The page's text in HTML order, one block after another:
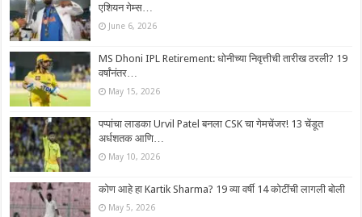
एशियन गेम्स…
June 6, 2026
MS Dhoni IPL Retirement: धोनीच्या निवृत्तीची तारीख ठरली? 19
वर्षांनंतर…
May 15, 2026
पप्पांचा लाडका Urvil Patel बनला CSK चा गेमचेंजर! 13 चेंडूत
अर्धशतक आणि…
May 10, 2026
कोण आहे हा Kartik Sharma? 19 व्या वर्षी 14 कोटींची लागली बोली
May 5, 2026